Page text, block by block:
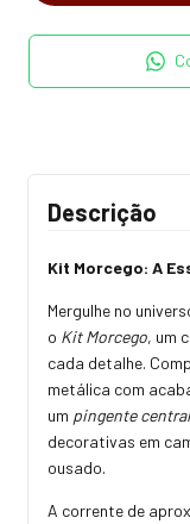
Descrição
Kit Morcego: A
Mergulhe no
o Kit Morcego, um
cada detalhe.
metálica com
um pingente
decorativas em
ousado.
A corrente de